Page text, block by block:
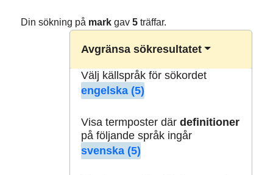
Din sökning på markgav 5träffar.
Avgränsa sökresultatet
Välj källspråk för sökordet
engelska (5)
Visa termposter där definitioner
på följande språk ingår
svenska (5)